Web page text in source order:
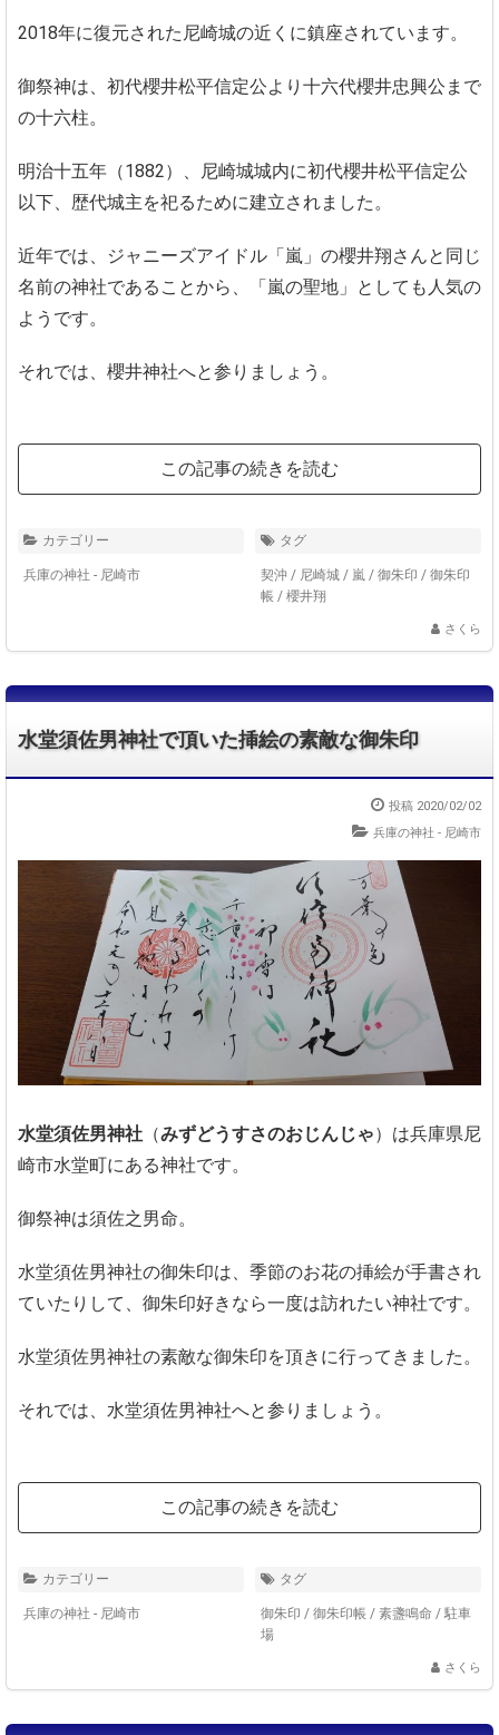
2018年に復元された尼崎城の近くに鎮座されています。
御祭神は、初代櫻井松平信定公より十六代櫻井忠興公まで
の十六柱。
明治十五年（1882）、尼崎城城内に初代櫻井松平信定公
以下、歴代城主を祀るために建立されました。
近年では、ジャニーズアイドル「嵐」の櫻井翔さんと同じ
名前の神社であることから、「嵐の聖地」としても人気の
ようです。
それでは、櫻井神社へと参りましょう。
この記事の続きを読む
カテゴリー
兵庫の神社 - 尼崎市
タグ
契沖 / 尼崎城 / 嵐 / 御朱印 / 御朱印
帳 / 櫻井翔
さくら
水堂須佐男神社で頂いた挿絵の素敵な御朱印
投稿 2020/02/02
兵庫の神社 - 尼崎市
水堂須佐男神社 （みずどうすさのおじんじゃ）は兵庫県尼
崎市水堂町にある神社です。
御祭神は須佐之男命。
水堂須佐男神社の御朱印は、季節のお花の挿絵が手書され
ていたりして、御朱印好きなら一度は訪れたい神社です。
水堂須佐男神社の素敵な御朱印を頂きに行ってきました。
それでは、水堂須佐男神社へと参りましょう。
この記事の続きを読む
カテゴリー
兵庫の神社 - 尼崎市
タグ
御朱印 / 御朱印帳 / 素盞鳴命 / 駐車
場
さくら